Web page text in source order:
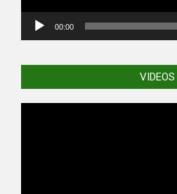
00:00
VIDEOS